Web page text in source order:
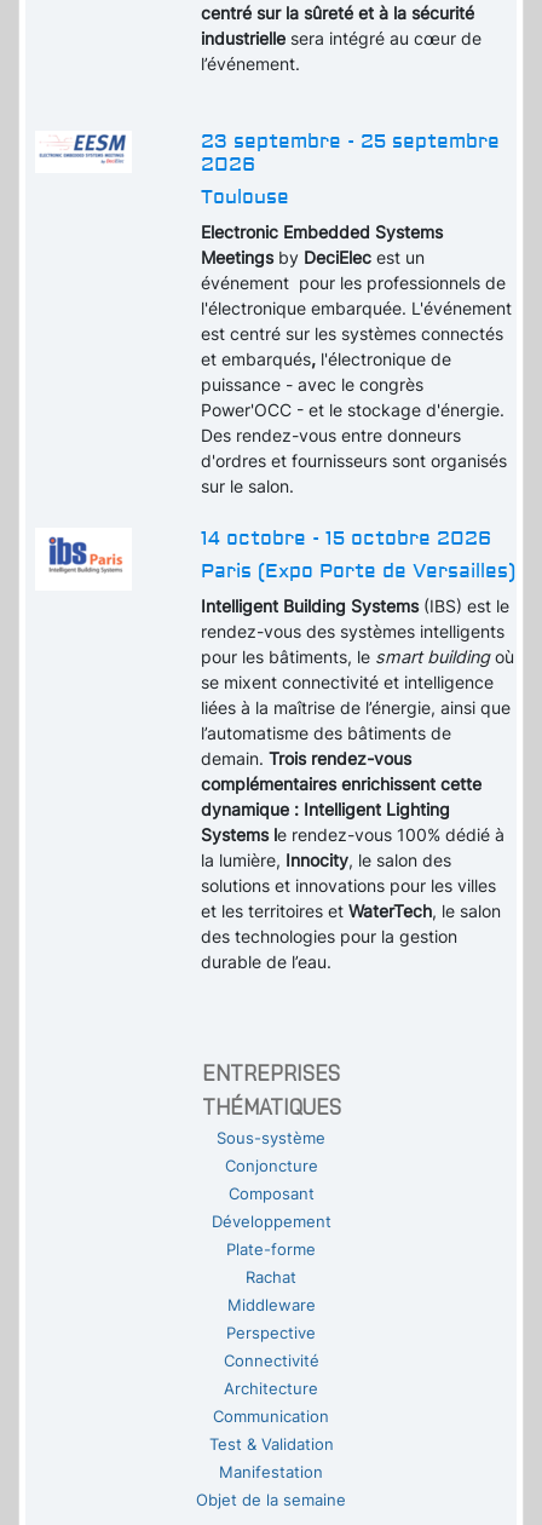
centré sur la sûreté et à la sécurité
industrielle sera intégré au cœur de
l’événement.
23 septembre - 25 septembre
2026
Toulouse
Electronic Embedded Systems
Meetingsby DeciElecest un
événement pour les professionnels de
l'électronique embarquée. L'événement
est centré sur les systèmes connectés
et embarqués, l'électronique de
puissance - avec le congrès
Power'OCC - et le stockage d'énergie.
Des rendez-vous entre donneurs
d'ordres et fournisseurs sont organisés
sur le salon.
14 octobre - 15 octobre 2026
Paris (Expo Porte de Versailles)
Intelligent Building Systems(IBS) est le
rendez-vous des systèmes intelligents
pour les bâtiments, le smart buildingoù
se mixent connectivité et intelligence
liées à la maîtrise de l’énergie, ainsi que
l’automatisme des bâtiments de
demain.Trois rendez-vous
complémentaires enrichissent cette
dynamique : Intelligent Lighting
Systems le rendez-vous 100% dédié à
la lumière, Innocity, le salon des
solutions et innovations pour les villes
et les territoires etWaterTech, le salon
des technologies pour la gestion
durable de l’eau.
ENTREPRISES
THÉMATIQUES
Sous-système
Conjoncture
Composant
Développement
Plate-forme
Rachat
Middleware
Perspective
Connectivité
Architecture
Communication
Test & Validation
Manifestation
Objet de la semaine